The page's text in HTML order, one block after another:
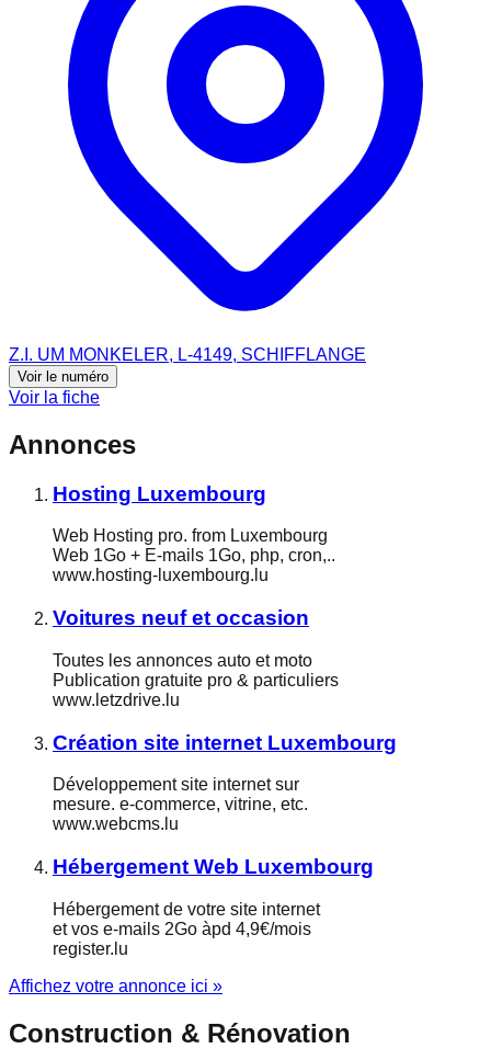
Z.I. UM MONKELER, L-4149, SCHIFFLANGE
Voir le numéro
Voir la fiche
Annonces
Hosting Luxembourg
Web Hosting pro. from Luxembourg
Web 1Go + E-mails 1Go, php, cron,..
www.hosting-luxembourg.lu
Voitures neuf et occasion
Toutes les annonces auto et moto
Publication gratuite pro & particuliers
www.letzdrive.lu
Création site internet Luxembourg
Développement site internet sur
mesure. e-commerce, vitrine, etc.
www.webcms.lu
Hébergement Web Luxembourg
Hébergement de votre site internet
et vos e-mails 2Go àpd 4,9€/mois
register.lu
Affichez votre annonce ici »
Construction & Rénovation